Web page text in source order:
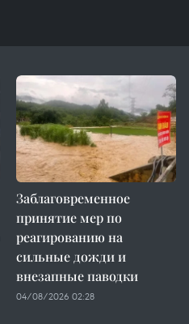
Заблаговременное
принятие мер по
реагированию на
сильные дожди и
внезапные паводки
04/08/2026 02:28